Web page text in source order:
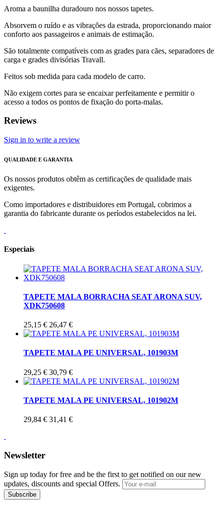
Aroma a baunilha duradouro nos nossos tapetes.
Absorvem o ruído e as vibrações da estrada, proporcionando maior
conforto aos passageiros e animais de estimação.
São totalmente compatíveis com as grades para cães, separadores de
carga e grades divisórias Travall.
Feitos sob medida para cada modelo de carro.
Não exigem cortes para se encaixar perfeitamente e permitir o
acesso a todos os pontos de fixação do porta-malas.
Reviews
Sign in to write a review
QUALIDADE E GARANTIA
Os nossos produtos obtêm as certificações de qualidade mais
exigentes.
Como importadores e distribuidores em Portugal, cobrimos a
garantia do fabricante durante os períodos estabelecidos na lei.
Especiais
TAPETE MALA BORRACHA SEAT ARONA SUV,
XDK750608
25,15 € 26,47 €
TAPETE MALA PE UNIVERSAL, 101903M
29,25 € 30,79 €
TAPETE MALA PE UNIVERSAL, 101902M
29,84 € 31,41 €
Newsletter
Sign up today for free and be the first to get notified on our new
updates, discounts and special Offers.
Subscribe